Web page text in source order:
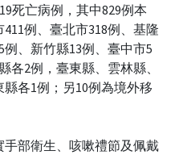
死亡病例，其中829例本
例、臺北市318例、基隆
、新竹縣13例、臺中市5
各2例，臺東縣、雲林縣、
各1例；另10例為境外移
部衛生、咳嗽禮節及佩戴